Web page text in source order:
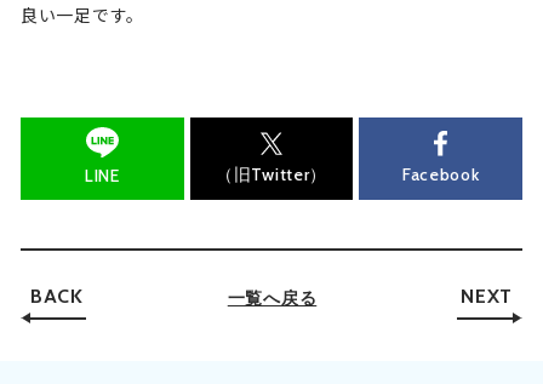
良い一足です。
LINE （旧Twitter） Facebook
BACK 一覧へ戻る NEXT